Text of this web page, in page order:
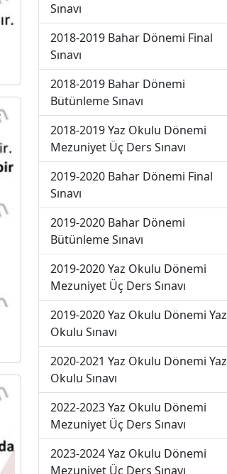
Sınavı
2018-2019 Bahar Dönemi Final
Sınavı
2018-2019 Bahar Dönemi
Bütünleme Sınavı
2018-2019 Yaz Okulu Dönemi
Mezuniyet Üç Ders Sınavı
2019-2020 Bahar Dönemi Final
Sınavı
2019-2020 Bahar Dönemi
Bütünleme Sınavı
2019-2020 Yaz Okulu Dönemi
Mezuniyet Üç Ders Sınavı
2019-2020 Yaz Okulu Dönemi Yaz
Okulu Sınavı
2020-2021 Yaz Okulu Dönemi Yaz
Okulu Sınavı
2022-2023 Yaz Okulu Dönemi
Mezuniyet Üç Ders Sınavı
2023-2024 Yaz Okulu Dönemi
Mezuniyet Üç Ders Sınavı